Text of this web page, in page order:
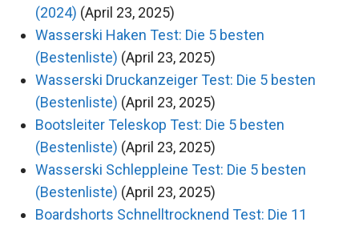
(2024) (April 23, 2025)
Wasserski Haken Test: Die 5 besten
(Bestenliste) (April 23, 2025)
Wasserski Druckanzeiger Test: Die 5 besten
(Bestenliste) (April 23, 2025)
Bootsleiter Teleskop Test: Die 5 besten
(Bestenliste) (April 23, 2025)
Wasserski Schleppleine Test: Die 5 besten
(Bestenliste) (April 23, 2025)
Boardshorts Schnelltrocknend Test: Die 11